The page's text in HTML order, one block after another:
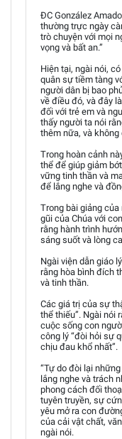
ĐC González
thường trực ngày
trò chuyện với mọi
vọng và bất an.”
Hiện tại, ngài nói,
quân sự tiềm tàng
người dân bị bao
về điều đó, và đây
đối với trẻ em và
thấy người ta nói
thêm nữa, và không
Trong hoàn cảnh
thể để giúp giảm
vững tinh thần và
để lắng nghe và
Trong bài giảng
gũi của Chúa với
rằng hành trình
sáng suốt và lòng
Ngài viện dẫn giáo
rằng hòa bình đích
và tinh thần.
Các giá trị của sự
thể thiếu”. Ngài nói
cuộc sống con
công lý “đòi hỏi sự
chịu đau khổ nhất”.
“Tự do đòi lại
lắng nghe và trách
phong cách đối
tuyên truyền, sự
yêu mở ra con
của cải vật chất,
ngài nói.